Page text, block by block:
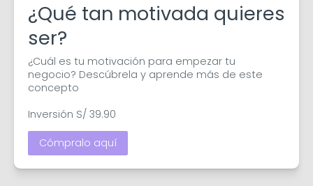
¿Qué tan motivada quieres
ser?
¿Cuál es tu motivación para empezar tu
negocio? Descúbrela y aprende más de este
concepto
Inversión S/ 39.90
Cómpralo aquí